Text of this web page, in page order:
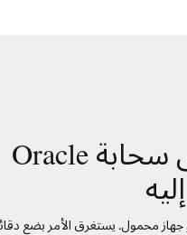
إنشاء حساب على سحابة Oracle
محمول. يستغرق الأمر بضع